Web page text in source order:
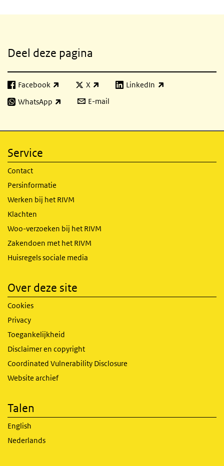
Deel deze pagina
Facebook
(externe link) X
(externe link) LinkedIn
(externe link)
WhatsApp
(externe link) E-mail
Service
Contact
Persinformatie
Werken bij het RIVM
Klachten
Woo-verzoeken bij het RIVM
Zakendoen met het RIVM
Huisregels sociale media
Over deze site
Cookies
Privacy
Toegankelijkheid
Disclaimer en copyright
Coordinated Vulnerability Disclosure
Website archief
Talen
English
Nederlands